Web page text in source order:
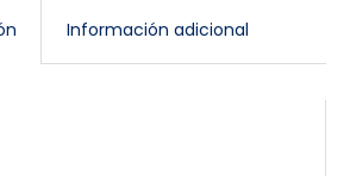
Información adicional